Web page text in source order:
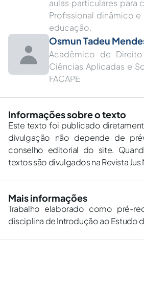
aulas particulares para
Profissional dinâmico
educação.
Osmun Tadeu
Acadêmico de
Ciências Aplicadas e
FACAPE
Informações sobre o texto
Este texto foi publicado
divulgação não depende de
conselho editorial do site.
textos são divulgados na Revista Jus
Mais informações
Trabalho elaborado como pré-
disciplina de Introdução ao Estudo